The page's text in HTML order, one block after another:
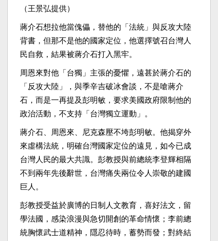
（王景弘提供）
蔣介石想拉他當傀儡，替他的「法統」與反攻大陸
背書，但那不是他的國家定位，他選擇號召台灣人
民自救，結果被蔣介石打入黑牢。
周恩來對他「台獨」主張的憂懼，遠甚於蔣介石的
「反攻大陸」，與季辛吉破冰會談，不是嗆蔣介
石，而是一再提及彭明敏，要求美國政府限制他的
政治活動，不支持「台灣獨立運動」。
蔣介石、周恩來、尼克森壓不垮彭明敏。他揭穿外
來虛構法統，明確台灣國家定位的遠見，如今已成
台灣人民的最大共識。彭教授與前總統李登輝相隔
不到兩年先後辭世，台灣痛失兩位令人崇敬的建國
巨人。
彭教授受益於廣博的日制人文教育，喜好法文，留
學法國，感染浪漫與急切開創的革命情懷；李前總
統胸懷武士道精神，隱忍待時，蓄勢而發；對終結